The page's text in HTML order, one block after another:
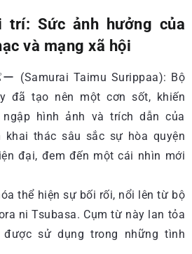
trí: Sức ảnh hưởng của
và mạng xã hội
(Samurai Taimu Surippaa): Bộ
đã tạo nên một cơn sốt, khiến
hình ảnh và trích dẫn của
khai thác sâu sắc sự hòa quyện
đại, đem đến một cái nhìn mới
thể hiện sự bối rối, nổi lên từ bộ
ni Tsubasa. Cụm từ này lan tỏa
được sử dụng trong những tình